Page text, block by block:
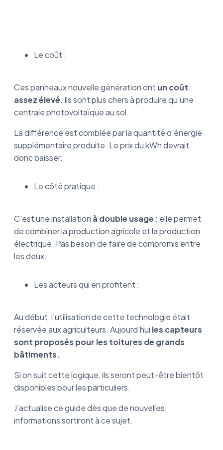
Le coût :
Ces panneaux nouvelle génération ont un coût
assez élevé. Ils sont plus chers à produire qu’une
centrale photovoltaïque au sol.
La différence est comblée par la quantité d’énergie
supplémentaire produite. Le prix du kWh devrait
donc baisser.
Le côté pratique :
C’est une installation à double usage : elle permet
de combiner la production agricole et la production
électrique. Pas besoin de faire de compromis entre
les deux.
Les acteurs qui en profitent :
Au début, l’utilisation de cette technologie était
réservée aux agriculteurs. Aujourd’hui les capteurs
sont proposés pour les toitures de grands
bâtiments.
Si on suit cette logique, ils seront peut-être bientôt
disponibles pour les particuliers.
J’actualise ce guide dès que de nouvelles
informations sortiront à ce sujet.